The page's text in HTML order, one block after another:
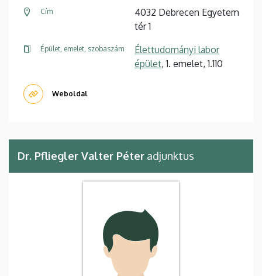
Cím
4032 Debrecen Egyetem
tér 1
Épület, emelet, szobaszám
Élettudományi labor
épület, 1. emelet, 1.110
Weboldal
Dr. Pfliegler Valter Péter adjunktus